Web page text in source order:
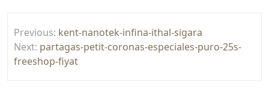
gezinmesi
Previous: kent-nanotek-infina-ithal-sigara
Next: partagas-petit-coronas-especiales-puro-25s-
freeshop-fiyat